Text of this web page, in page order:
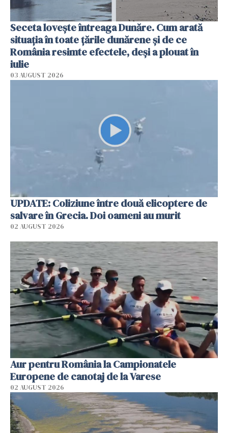
Seceta lovește întreaga Dunăre. Cum arată
situația în toate țările dunărene și de ce
România resimte efectele, deși a plouat în
iulie
03 AUGUST 2026
UPDATE: Coliziune între două elicoptere de
salvare în Grecia. Doi oameni au murit
02 AUGUST 2026
Aur pentru România la Campionatele
Europene de canotaj de la Varese
02 AUGUST 2026